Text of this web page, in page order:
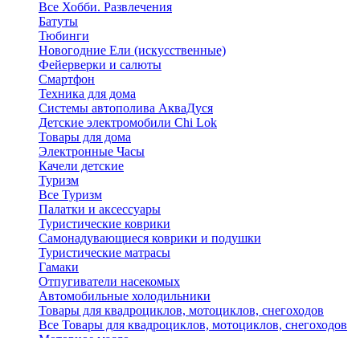
Все Хобби. Развлечения
Батуты
Тюбинги
Новогодние Ели (искусственные)
Фейерверки и салюты
Смартфон
Техника для дома
Системы автополива АкваДуся
Детские электромобили Chi Lok
Товары для дома
Электронные Часы
Качели детские
Туризм
Все Туризм
Палатки и аксессуары
Туристические коврики
Самонадувающиеся коврики и подушки
Туристические матрасы
Гамаки
Отпугиватели насекомых
Автомобильные холодильники
Товары для квадроциклов, мотоциклов, снегоходов
Все Товары для квадроциклов, мотоциклов, снегоходов